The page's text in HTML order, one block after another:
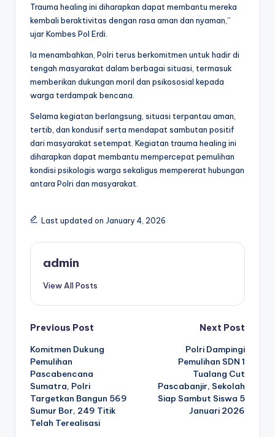
Trauma healing ini diharapkan dapat membantu mereka
kembali beraktivitas dengan rasa aman dan nyaman,”
ujar Kombes Pol Erdi.
Ia menambahkan, Polri terus berkomitmen untuk hadir di
tengah masyarakat dalam berbagai situasi, termasuk
memberikan dukungan moril dan psikososial kepada
warga terdampak bencana.
Selama kegiatan berlangsung, situasi terpantau aman,
tertib, dan kondusif serta mendapat sambutan positif
dari masyarakat setempat. Kegiatan trauma healing ini
diharapkan dapat membantu mempercepat pemulihan
kondisi psikologis warga sekaligus mempererat hubungan
antara Polri dan masyarakat.
Last updated on January 4, 2026
admin
View All Posts
Post
navigation
Previous Post
Komitmen Dukung
Pemulihan
Pascabencana
Sumatra, Polri
Targetkan Bangun 569
Sumur Bor, 249 Titik
Telah Terealisasi
Next Post
Polri Dampingi
Pemulihan SDN 1
Tualang Cut
Pascabanjir, Sekolah
Siap Sambut Siswa 5
Januari 2026